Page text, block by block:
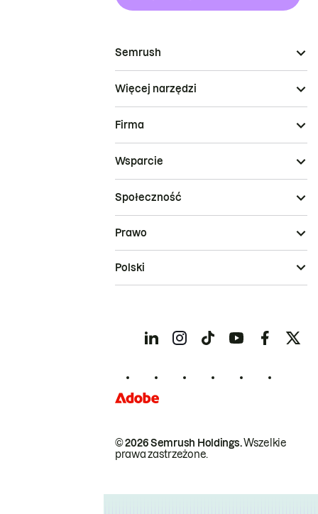
Semrush
Więcej narzędzi
Firma
Wsparcie
Społeczność
© 2026 Semrush Holdings.Wszelkie
prawa zastrzeżone.
Prawo
Polski